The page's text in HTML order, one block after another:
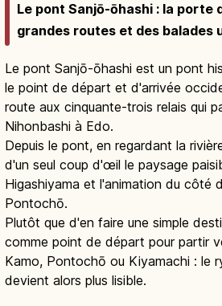
Le pont Sanjō-ōhashi : la porte
grandes routes et des balades
Le pont Sanjō-ōhashi est un pont
le point de départ et d'arrivée
route aux cinquante-trois relais qui
Nihonbashi à Edo.
Depuis le pont, en regardant la
d'un seul coup d'œil le paysage
Higashiyama et l'animation du côté
Pontochō.
Plutôt que d'en faire une simple
comme point de départ pour partir
Kamo, Pontochō ou Kiyamachi : le
devient alors plus lisible.